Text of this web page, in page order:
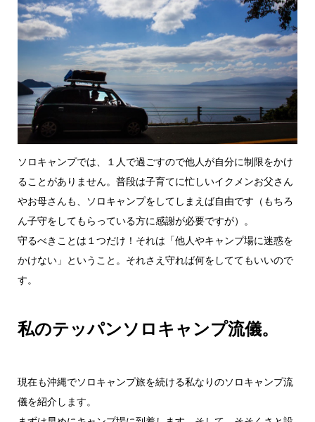
ソロキャンプでは、１人で過ごすので他人が自分に制限をかけ
ることがありません。普段は子育てに忙しいイクメンお父さん
やお母さんも、ソロキャンプをしてしまえば自由です（もちろ
ん子守をしてもらっている方に感謝が必要ですが）。
守るべきことは１つだけ！それは「他人やキャンプ場に迷惑を
かけない」ということ。それさえ守れば何をしててもいいので
す。
私のテッパンソロキャンプ流儀。
現在も沖縄でソロキャンプ旅を続ける私なりのソロキャンプ流
儀を紹介します。